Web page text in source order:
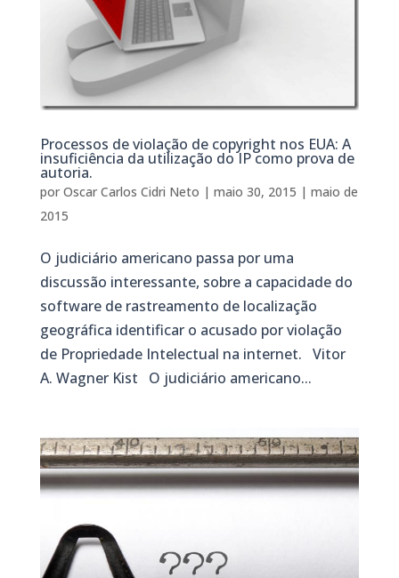
Processos de violação de copyright nos EUA: A
insuficiência da utilização do IP como prova de
autoria.
por Oscar Carlos Cidri Neto | maio 30, 2015 | maio de
2015
O judiciário americano passa por uma
discussão interessante, sobre a capacidade do
software de rastreamento de localização
geográfica identificar o acusado por violação
de Propriedade Intelectual na internet. Vitor
A. Wagner Kist O judiciário americano...